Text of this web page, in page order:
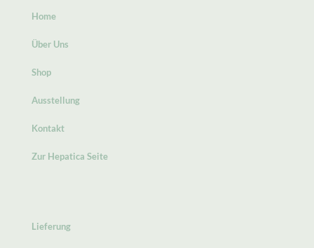
Home
Über Uns
Shop
Ausstellung
Kontakt
Zur Hepatica Seite
Lieferung